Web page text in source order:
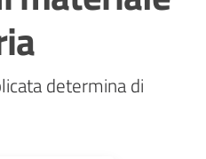
determina di